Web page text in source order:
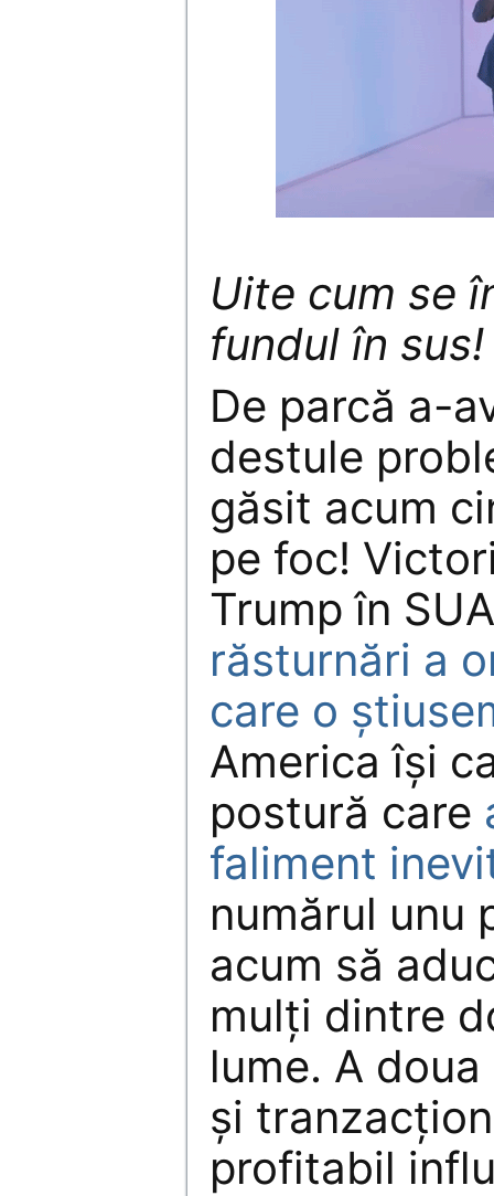
Uite cum se
fundul în sus!
De parcă a-
destule
găsit acum
pe foc!
Trump în
răsturnări a
care o
America își
postură care
faliment
numărul unu
acum să
mulți dintre
lume. A
și
profitabil